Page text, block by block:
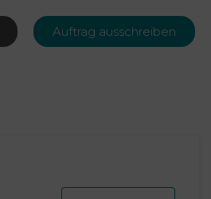
Auftrag ausschreiben